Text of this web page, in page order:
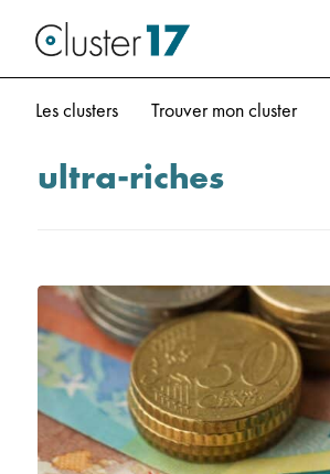
Les clusters Trouver mon cluster
ultra-riches